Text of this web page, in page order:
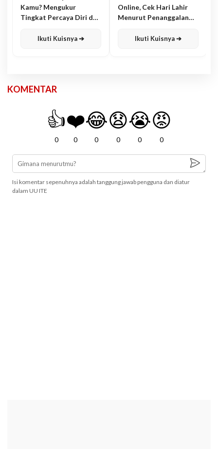
Kamu? Mengukur
Tingkat Percaya Diri dan
Ikuti Kuisnya ➔
Online, Cek Hari Lahir
Menurut Penanggalan
Ikuti Kuisnya ➔
KOMENTAR
👍
0
❤️
0
😂
0
😧
0
😭
0
😡
0
Isi komentar sepenuhnya adalah tanggung jawab pengguna dan diatur
dalam UU ITE